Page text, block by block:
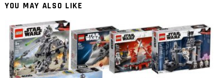
YOU MAY ALSO LIKE